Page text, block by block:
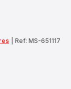
Ref: MS-651117